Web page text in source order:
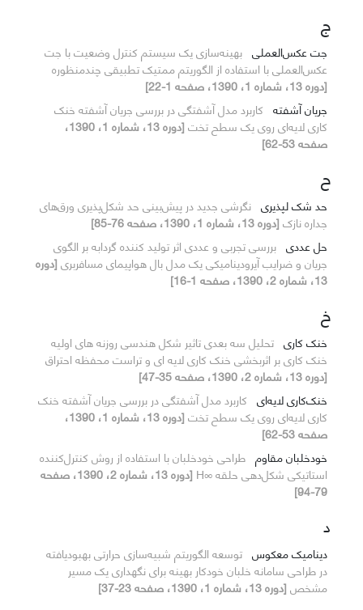
ج
جت عکس‌العملی بهینه‌سازی یک سیستم کنترل وضعیت با جت
عکس‌العملی با استفاده از الگوریتم ممتیک تطبیقی چند‌منظوره
[دوره 13، شماره 1، 1390، صفحه 1-22]
جریان آشفته کاربرد مدل آشفتگی در بررسی جریان آشفته خنک
کاری لایه‌ای روی یک سطح تخت
[دوره 13، شماره 1، 1390،
صفحه 53-62]
ح
حد شک لپذیری نگرشی جدید در پیش‌بینی حد شکل‌پذیری ورق‌های
جداره نازک [دوره 13، شماره 1، 1390، صفحه 76-85]
حل عددی بررسی تجربی و عددی اثر تولید کننده گردابه بر الگوی
جریان و ضرایب آیرودینامیکی یک مدل بال هواپیمای مسافربری [دوره
13، شماره 2، 1390، صفحه 1-16]
خ
خنک کاری تحلیل سه بعدی تاثیر شکل هندسی روزنه های اولیه
خنک کاری بر اثربخشی خنک کاری لایه ای و تراست محفظه احتراق
[دوره 13، شماره 2، 1390، صفحه 35-47]
خنک‌کاری لایه‌ای کاربرد مدل آشفتگی در بررسی جریان آشفته خنک
کاری لایه‌ای روی یک سطح تخت
[دوره 13، شماره 1، 1390،
صفحه 53-62]
خودخلبان مقاوم طراحی خودخلبان با استفاده از روش کنترل‌کننده
استاتیکی شکل‌دهی حلقه ∞H
[دوره 13، شماره 2، 1390، صفحه
79-94]
د
دینامیک معکوس توسعه الگوریتم شبیه‌سازی حرارتی بهبودیافته
در طراحی سامانه خلبان خودکار بهینه برای نگهداری یک مسیر
مشخص [دوره 13، شماره 1، 1390، صفحه 23-37]